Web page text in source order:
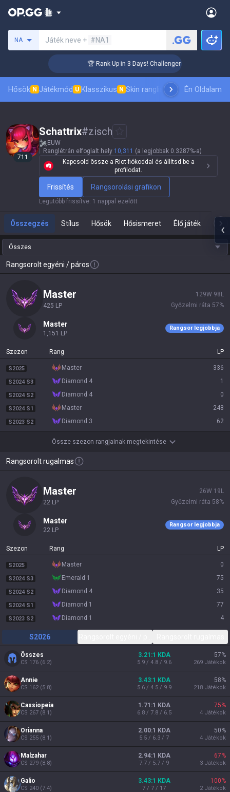
NA Játék neve + #NA1
🏆 Rank Up in 3 Days! Challenger Coaching
Hősök N Játékmód U Klasszikus N Skin ranglistaVezetőlistákPro
Én Oldalam
711
Schattrix#zisch
EUW
Ranglétrán elfoglalt hely 10,311 (a legjobbak 0.3287%-a)
Kapcsold össze a Riot-fiókoddal és állítsd be a
profilodat.
Frissítés Rangsorolási grafikon
Legutóbb frissítve: 1 nappal ezelőtt
Összegzés Stílus Hősök Hősismeret Élő játék
Összes
Rangsorolt egyéni / páros
master
425 LP
129W 98 L
Győzelmi ráta 57%
master
1,151 LP
Rangsor legjobbja
Szezon Rang LP
S2025 master 336
S2024 S3 diamond 4 1
S2024 S2 diamond 4 0
S2024 S1 master 248
S2023 S2 diamond 3 62
Össze szezon rangjainak megtekintése
Rangsorolt rugalmas
master
22 LP
26W 19 L
Győzelmi ráta 58%
master
22 LP
Rangsor legjobbja
Szezon Rang LP
S2025 master 0
S2024 S3 emerald 1 75
S2024 S2 diamond 4 35
S2024 S1 diamond 1 77
S2023 S2 diamond 1 4
S2026
Összes
CS 176 (6.2)
3.21:1 KDA
5.9 / 4.8 / 9.6
57%
269 Játékok
Annie
CS 162(5.8)
3.43:1 KDA
5.6 / 4.5 / 9.9
58%
218 Játékok
Cassiopeia
CS 267 (8.1)
1.71:1 KDA
6.8 / 7.8 / 6.5
75%
4 Játékok
Orianna
CS 255 (8.1)
2.00:1 KDA
5.5 / 6.3 / 7
50%
4 Játékok
Malzahar
CS 279 (8.8)
2.94:1 KDA
7.7 / 5.7 / 9
67%
3 Játékok
Galio
CS 240 (7.4)
3.43:1 KDA
7 / 7 / 17
100%
2 Játékok